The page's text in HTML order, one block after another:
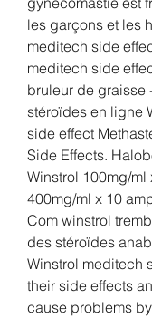
les garçons et les
meditech side
meditech side
bruleur de graisse
stéroïdes en ligne
side effect
Side Effects.
Winstrol 100mg/
400mg/ml x 10
Com winstrol
des stéroïdes
Winstrol meditech
their side effects
cause problems